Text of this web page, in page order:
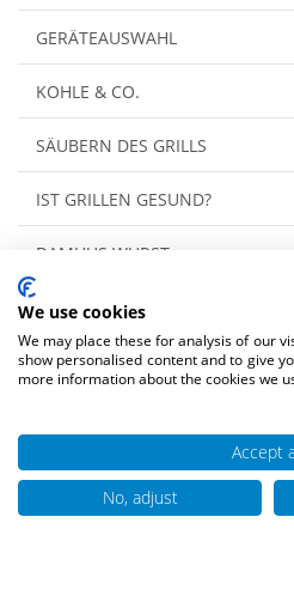
GERÄTEAUSWAHL
KOHLE & CO.
SÄUBERN DES GRILLS
IST GRILLEN GESUND?
DAMHUS WURST
PUTENWURST, VEGGIEGRILLER
FLEISCH, FISCH & GEMÜSE
Aktuelles & Tipps
We use cookies
We may place these for analysis of our
show personalised content and to give
more information about the cookies we
Accept
No, adjust